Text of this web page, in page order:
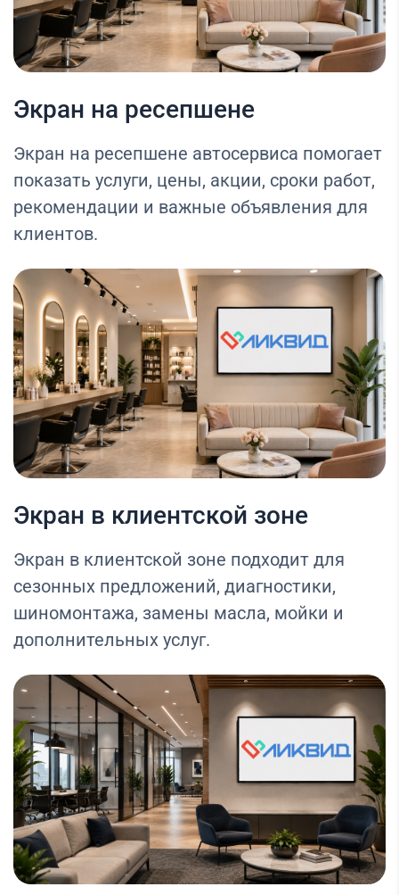
Экран на ресепшене
Экран на ресепшене автосервиса помогает
показать услуги, цены, акции, сроки работ,
рекомендации и важные объявления для
клиентов.
Экран в клиентской зоне
Экран в клиентской зоне подходит для
сезонных предложений, диагностики,
шиномонтажа, замены масла, мойки и
дополнительных услуг.